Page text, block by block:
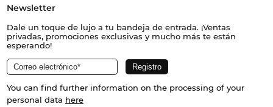
Newsletter
Dale un toque de lujo a tu bandeja de entrada. ¡Ventas
privadas, promociones exclusivas y mucho más te están
esperando!
You can find further information on the processing of your
personal data here